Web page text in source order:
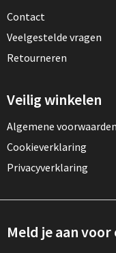
Contact
Veelgestelde vragen
Retourneren
Veilig winkelen
Algemene voorwaarden
Cookieverklaring
Privacyverklaring
Meld je aan